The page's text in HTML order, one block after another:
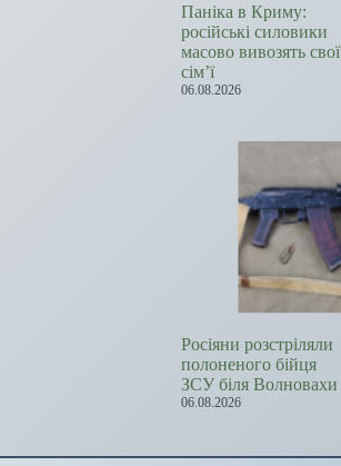
Паніка в Криму:
російські силовики
масово вивозять свої
сім’ї
06.08.2026
Росіяни розстріляли
полоненого бійця
ЗСУ біля Волновахи
06.08.2026